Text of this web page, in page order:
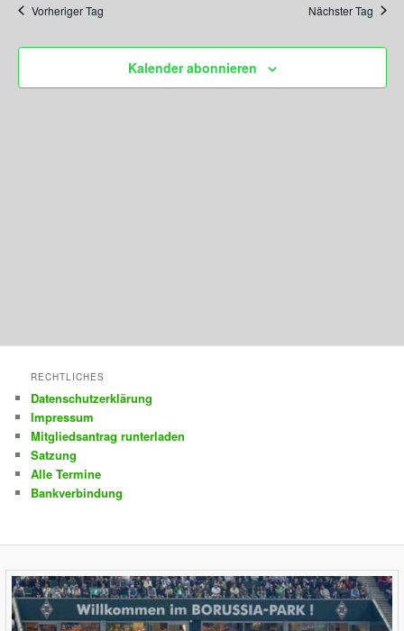
Vorheriger Tag Nächster Tag
Kalender abonnieren
RECHTLICHES
Datenschutzerklärung
Impressum
Mitgliedsantrag runterladen
Satzung
Alle Termine
Bankverbindung